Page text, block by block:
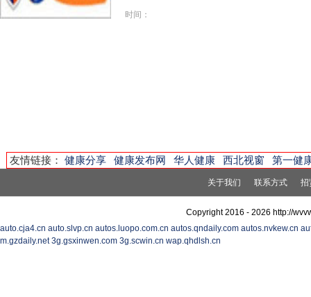
时间：
友情链接： 健康分享 健康发布网 华人健康 西北视窗 第一健
关于我们 联系方式 招
Copyright 2016 -2026 http://
auto.cja4.cn auto.slvp.cn autos.luopo.com.cn autos.qndaily.com autos.nvkew.cn
m.gzdaily.net 3g.gsxinwen.com 3g.scwin.cn wap.qhdlsh.cn